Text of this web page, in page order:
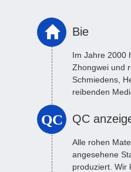
Bie
Im Jahre 2000
Zhongwei und
Schmiedens,
reibenden
QC QC
Alle rohen
angesehene
produziert. Wir